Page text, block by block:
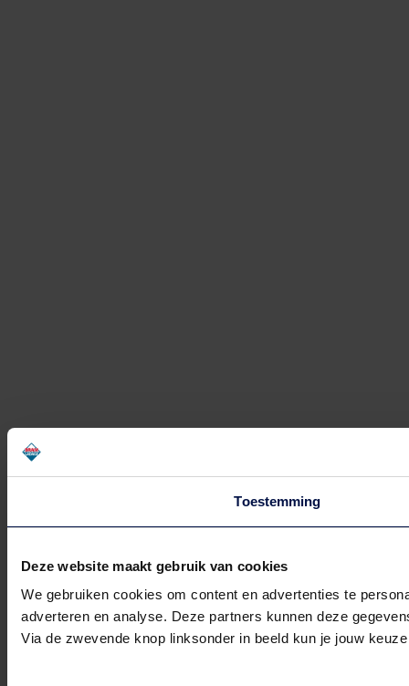
Toestemming
Deze website maakt gebruik van cookies
We gebruiken cookies om content en advertenties te
adverteren en analyse. Deze partners kunnen deze
Via de zwevende knop linksonder in beeld kun je jouw